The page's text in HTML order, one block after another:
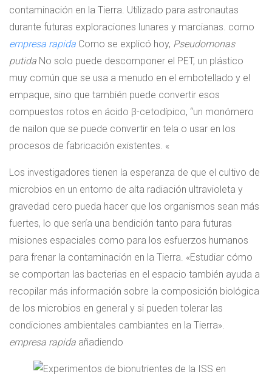
contaminación en la Tierra. Utilizado para astronautas
durante futuras exploraciones lunares y marcianas. como
empresa rapida Como se explicó hoy, Pseudomonas
putida No solo puede descomponer el PET, un plástico
muy común que se usa a menudo en el embotellado y el
empaque, sino que también puede convertir esos
compuestos rotos en ácido β-cetodípico, “un monómero
de nailon que se puede convertir en tela o usar en los
procesos de fabricación existentes. «
Los investigadores tienen la esperanza de que el cultivo de
microbios en un entorno de alta radiación ultravioleta y
gravedad cero pueda hacer que los organismos sean más
fuertes, lo que sería una bendición tanto para futuras
misiones espaciales como para los esfuerzos humanos
para frenar la contaminación en la Tierra. «Estudiar cómo
se comportan las bacterias en el espacio también ayuda a
recopilar más información sobre la composición biológica
de los microbios en general y si pueden tolerar las
condiciones ambientales cambiantes en la Tierra».
empresa rapida añadiendo